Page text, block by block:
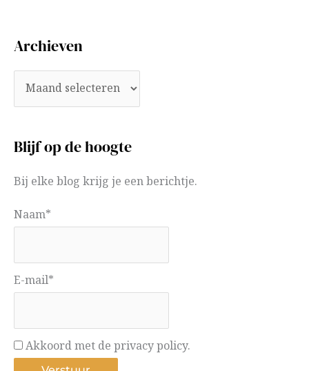
Archieven
Blijf op de hoogte
Bij elke blog krijg je een berichtje.
Naam*
E-mail*
Akkoord met de privacy policy.